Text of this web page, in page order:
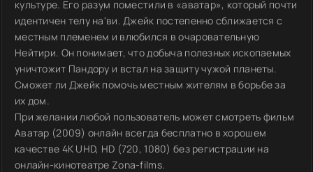
культуре. Его разум поместили в «аватар», который почти
идентичен телу на'ви. Джейк постепенно сближается с
местным племенем и влюбился в очаровательную
Нейтири. Он понимает, что добыча полезных ископаемых
уничтожит Пандору и встал на защиту чужой планеты.
Сможет ли Джейк помочь местным жителям в борьбе за
их дом.
При желании любой пользователь может смотреть фильм
Аватар (2009) онлайн всегда бесплатно в хорошем
качестве 4K UHD, HD (720, 1080) без регистрации на
онлайн-кинотеатре Zona-films.